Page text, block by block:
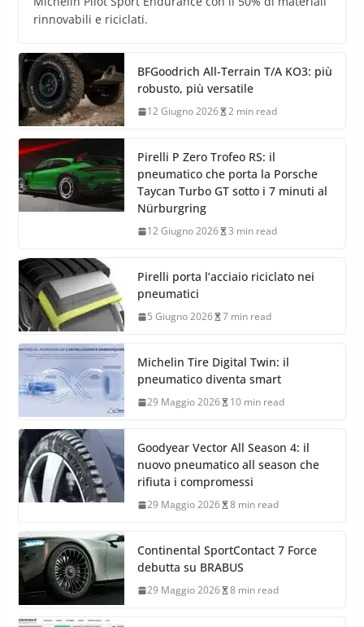
rinnovabili e riciclati.
BFGoodrich All-Terrain T/A KO3: più
robusto, più versatile
12 Giugno 2026 2 min read
Pirelli P Zero Trofeo RS: il
pneumatico che porta la Porsche
Taycan Turbo GT sotto i 7 minuti al
Nürburgring
12 Giugno 2026 3 min read
Pirelli porta l’acciaio riciclato nei
pneumatici
5 Giugno 2026 7 min read
Michelin Tire Digital Twin: il
pneumatico diventa smart
29 Maggio 2026 10 min read
Goodyear Vector All Season 4: il
nuovo pneumatico all season che
rifiuta i compromessi
29 Maggio 2026 8 min read
Continental SportContact 7 Force
debutta su BRABUS
29 Maggio 2026 8 min read